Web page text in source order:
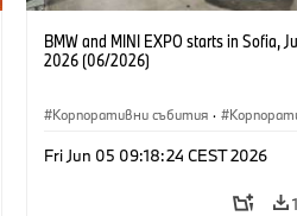
BMW and MINI EXPO starts in Sofia,
2026 (06/2026)
Корпоративни събития ·
Fri Jun 05 09:18:24 CEST 2026